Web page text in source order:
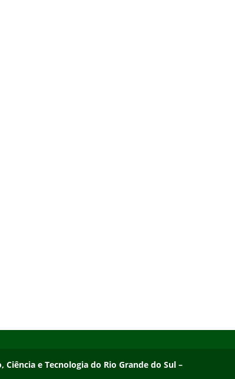
e Tecnologia do Rio Grande do Sul – Campus Osório
e Tecnologia do Rio Grande do Sul –